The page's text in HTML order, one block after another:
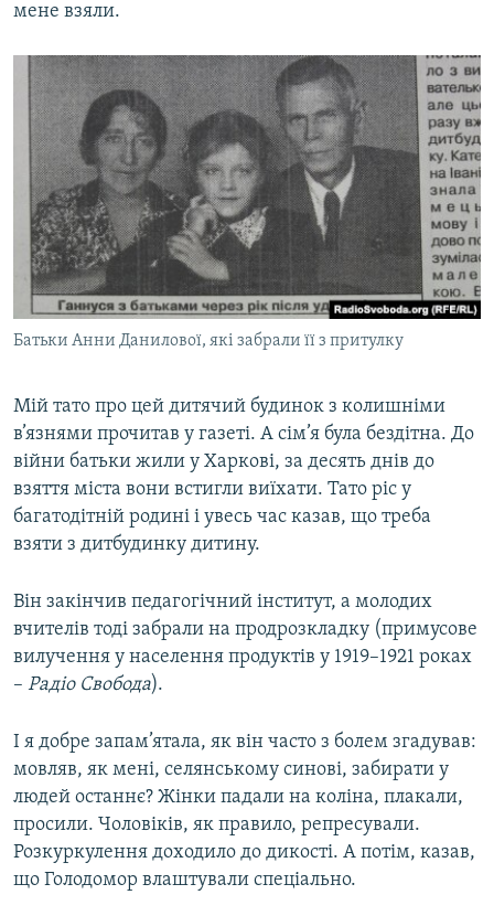
мене взяли.
Батьки Анни Данилової, які забрали її з притулку
Мій тато про цей дитячий будинок з колишніми
в’язнями прочитав у газеті. А сім’я була бездітна. До
війни батьки жили у Харкові, за десять днів до
взяття міста вони встигли виїхати. Тато ріс у
багатодітній родині і увесь час казав, що треба
взяти з дитбудинку дитину.
Він закінчив педагогічний інститут, а молодих
вчителів тоді забрали на продрозкладку (примусове
вилучення у населення продуктів у 1919–1921 роках
– Радіо Свобода).
І я добре запам’ятала, як він часто з болем згадував:
мовляв, як мені, селянському синові, забирати у
людей останнє? Жінки падали на коліна, плакали,
просили. Чоловіків, як правило, репресували.
Розкуркулення доходило до дикості. А потім, казав,
що Голодомор влаштували спеціально.